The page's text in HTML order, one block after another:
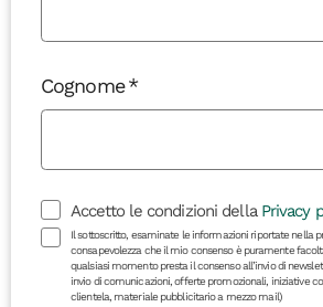
Cognome
Accetto le condizioni della Privacy
Il sottoscritto, esaminate le informazioni riportate nella
consapevolezza che il mio consenso è puramente
qualsiasi momento presta il consenso all’invio di
invio di comunicazioni, offerte promozionali, iniziative
clientela, materiale pubblicitario a mezzo mail)